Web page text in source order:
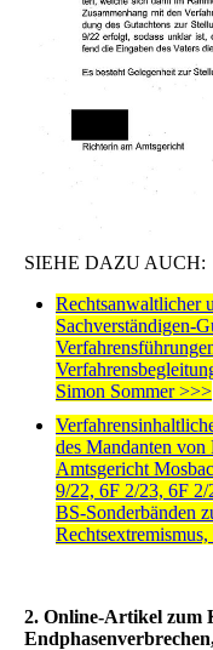
SIEHE DAZU AUCH:
Rechtsanwaltlicher
Sachverständigen-
Simon Sommer >>>
des Mandanten
Amtsgericht
9/22, 6F 2/23, 6F
BS-Sonderbänden
2. Online-Artikel zum